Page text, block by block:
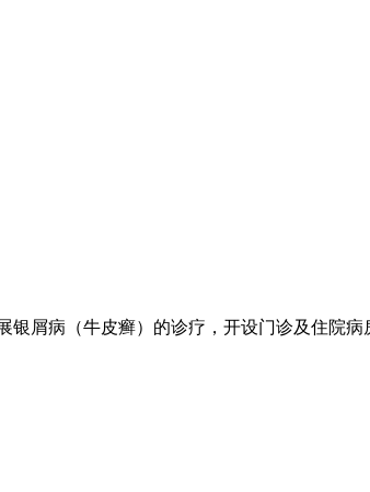
屑病（牛皮癣）的诊疗，开设门诊及住院病